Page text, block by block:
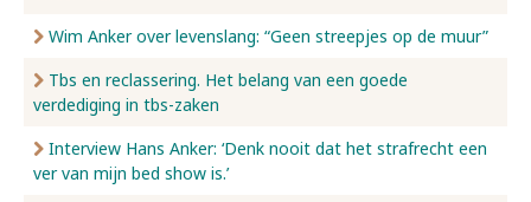
Wim Anker over levenslang: “Geen streepjes op de muur”
Tbs en reclassering. Het belang van een goede
verdediging in tbs-zaken
Interview Hans Anker: ‘Denk nooit dat het strafrecht een
ver van mijn bed show is.’